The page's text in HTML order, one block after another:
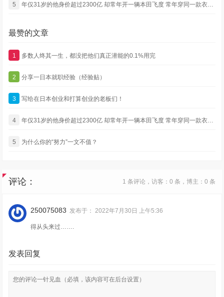
5 年仅31岁的他身价超过2300亿 却常年开一辆本田飞度 常年穿同一款衣服 还没有绯闻
最赞的文章
1 多数人终其一生，都没把他们真正潜能的0.1%用完
2 分享一日本就职经验（经验贴）
3 写给在日本创业和打算创业的老板们！
4 年仅31岁的他身价超过2300亿 却常年开一辆本田飞度 常年穿同一款衣服 还没有绯闻
5 为什么你的“努力”一文不值？
评论： 1 条评论，访客：0 条，博主：0 条
250075083 发布于：2022年7月30日 上午5:36
得从头来过…….
发表回复